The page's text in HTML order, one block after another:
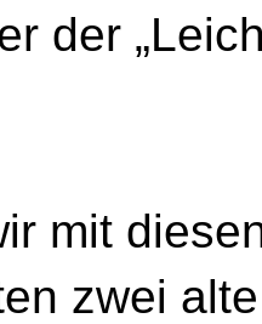
der
mit
zwei